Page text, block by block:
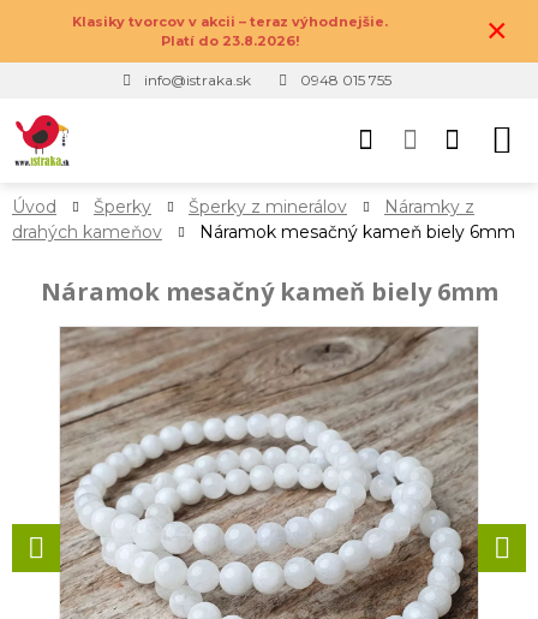
Klasiky tvorcov v akcii – teraz výhodnejšie.
Platí do 23.8.2026!
×
info@istraka.sk 0948 015 755
Úvod Šperky Šperky z minerálov
Náramky z
drahých kameňov
Náramok mesačný kameň biely 6mm
Náramok mesačný kameň biely 6mm